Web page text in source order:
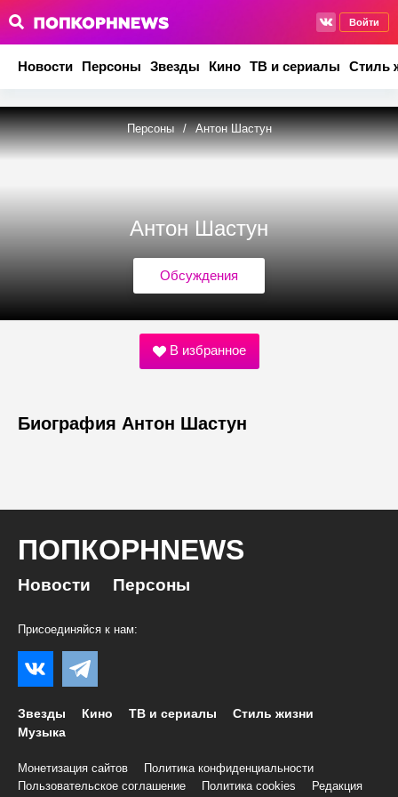
Войти
Новости Персоны Звезды Кино ТВ и сериалы Стиль
Персоны / Антон Шастун
Антон Шастун
Обсуждения
В избранное
Биография Антон Шастун
ПОПКОРНNEWS
Новости Персоны
Присоединяйся к нам:
Звезды Кино ТВ и сериалы
Стиль жизни
Музыка
Монетизация сайтов
Политика конфиденциальности
Пользовательское соглашение
Политика cookies Редакция